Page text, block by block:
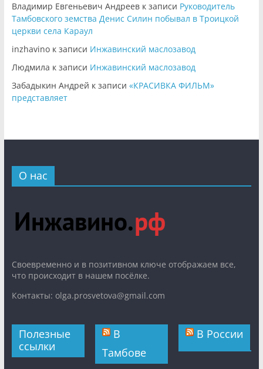
Владимир Евгеньевич Андреевк записи Руководитель
Тамбовского земства Денис Силин побывал в Троицкой
церкви села Караул
inzhavinoк записи Инжавинский маслозавод
Людмила к записи Инжавинский маслозавод
Забадыкин Андрей к записи «КРАСИВКА ФИЛЬМ»
представляет
О нас
Cвоевременно и в позитивном ключе отображаем все,
что происходит в нашем посёлке.
Контакты: olga.prosvetova@gmail.com
Полезные
ссылки
В
Тамбове
В России